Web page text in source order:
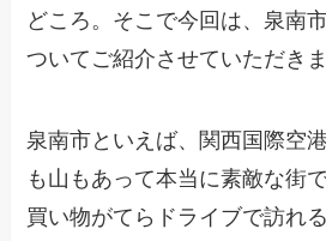
どころ。そこで今回は、泉南
ついてご紹介させていただきま
泉南市といえば、関西国際空
も山もあって本当に素敵な街
買い物がてらドライブで訪れ